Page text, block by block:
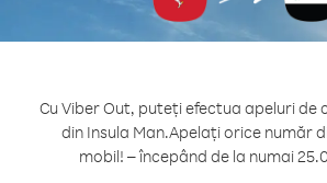
Cu Viber Out, puteți efectua apeluri
din Insula Man.Apelați orice număr
mobil! – începând de la numai